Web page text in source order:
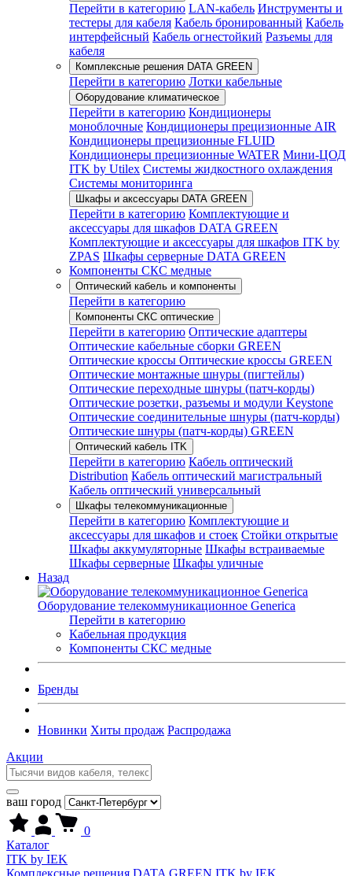
Перейти в категорию LAN-кабель Инструменты и
тестеры для кабеля Кабель бронированный Кабель
интерфейсный Кабель огнестойкий Разъемы для
кабеля
Комплексные решения DATA GREEN
Перейти в категорию Лотки кабельные
Оборудование климатическое
Перейти в категорию Кондиционеры
моноблочные Кондиционеры прецизионные AIR
Кондиционеры прецизионные FLUID
Кондиционеры прецизионные WATER Мини-ЦОД
ITK by Utilex Системы жидкостного охлаждения
Системы мониторинга
Шкафы и аксессуары DATA GREEN
Перейти в категорию Комплектующие и
аксессуары для шкафов DATA GREEN
Комплектующие и аксессуары для шкафов ITK by
ZPAS Шкафы серверные DATA GREEN
Компоненты СКС медные
Оптический кабель и компоненты
Перейти в категорию
Компоненты СКС оптические
Перейти в категорию Оптические адаптеры
Оптические кабельные сборки GREEN
Оптические кроссы Оптические кроссы GREEN
Оптические монтажные шнуры (пигтейлы)
Оптические переходные шнуры (патч-корды)
Оптические розетки, разъемы и модули Keystone
Оптические соединительные шнуры (патч-корды)
Оптические шнуры (патч-корды) GREEN
Оптический кабель ITK
Перейти в категорию Кабель оптический
Distribution Кабель оптический магистральный
Кабель оптический универсальный
Шкафы телекоммуникационные
Перейти в категорию Комплектующие и
аксессуары для шкафов и стоек Стойки открытые
Шкафы аккумуляторные Шкафы встраиваемые
Шкафы серверные Шкафы уличные
Назад
Оборудование телекоммуникационное Generica
Перейти в категорию
Кабельная продукция
Компоненты СКС медные
Бренды
Новинки Хиты продаж Распродажа
Акции
ваш город
0
Каталог
ITK by IEK
Комплексные решения DATA GREEN ITK by IEK